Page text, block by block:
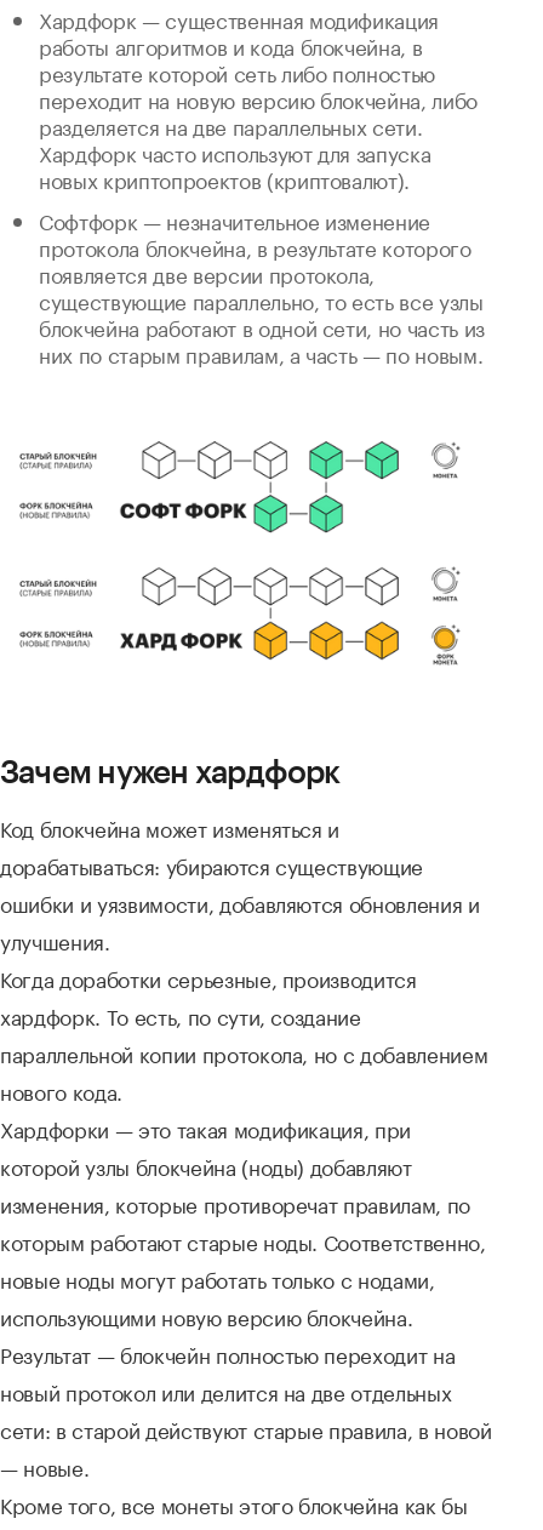
Хардфорк — существенная модификация
работы алгоритмов и кода блокчейна, в
результате которой сеть либо полностью
переходит на новую версию блокчейна, либо
разделяется на две параллельных сети.
Хардфорк часто используют для запуска
новых криптопроектов (криптовалют).
Софтфорк — незначительное изменение
протокола блокчейна, в результате которого
появляется две версии протокола,
существующие параллельно, то есть все узлы
блокчейна работают в одной сети, но часть из
них по старым правилам, а часть — по новым.
Зачем нужен хардфорк
Код блокчейна может изменяться и
дорабатываться: убираются существующие
ошибки и уязвимости, добавляются обновления и
улучшения.
Когда доработки серьезные, производится
хардфорк. То есть, по сути, создание
параллельной копии протокола, но с добавлением
нового кода.
Хардфорки — это такая модификация, при
которой узлы блокчейна (ноды) добавляют
изменения, которые противоречат правилам, по
которым работают старые ноды. Соответственно,
новые ноды могут работать только с нодами,
использующими новую версию блокчейна.
Результат — блокчейн полностью переходит на
новый протокол или делится на две отдельных
сети: в старой действуют старые правила, в новой
— новые.
Кроме того, все монеты этого блокчейна как бы